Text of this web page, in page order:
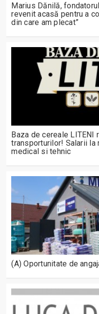
Marius Dănilă,
revenit acasă pentru a
din care am plecat”
Baza de cereale LITENI
transporturilor! Salarii
medical si tehnic
(A) Oportunitate de